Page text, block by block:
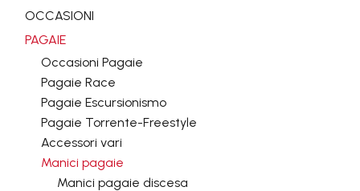
OCCASIONI
PAGAIE
Occasioni Pagaie
Pagaie Race
Pagaie Escursionismo
Pagaie Torrente-Freestyle
Accessori vari
Manici pagaie
Manici pagaie discesa